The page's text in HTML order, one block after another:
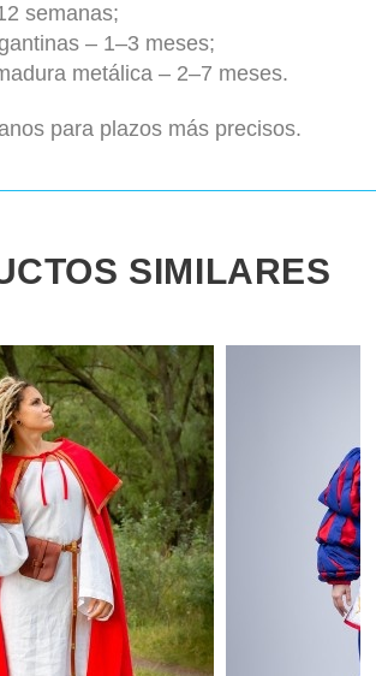
semanas;
– 1–3 meses;
metálica – 2–7 meses.
para plazos más precisos.
SIMILARES